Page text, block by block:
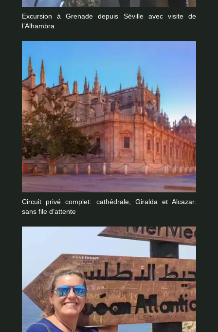
Excursion à Grenade depuis Séville avec visite de
l’Alhambra
Circuit privé complet: cathédrale, Giralda et Alcazar.
sans file d’attente